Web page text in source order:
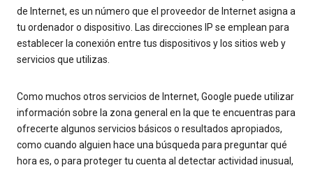
de Internet, es un número que el proveedor de Internet asigna a
tu ordenador o dispositivo. Las direcciones IP se emplean para
establecer la conexión entre tus dispositivos y los sitios web y
servicios que utilizas.
Como muchos otros servicios de Internet, Google puede utilizar
información sobre la zona general en la que te encuentras para
ofrecerte algunos servicios básicos o resultados apropiados,
como cuando alguien hace una búsqueda para preguntar qué
hora es, o para proteger tu cuenta al detectar actividad inusual,